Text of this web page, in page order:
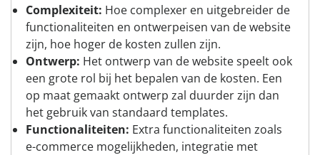
Complexiteit: Hoe complexer en uitgebreider de
functionaliteiten en ontwerpeisen van de website
zijn, hoe hoger de kosten zullen zijn.
Ontwerp: Het ontwerp van de website speelt ook
een grote rol bij het bepalen van de kosten. Een
op maat gemaakt ontwerp zal duurder zijn dan
het gebruik van standaard templates.
Functionaliteiten: Extra functionaliteiten zoals
e-commerce mogelijkheden, integratie met